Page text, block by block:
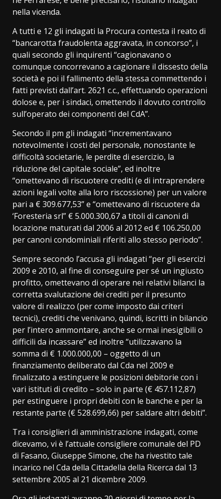
nella vicenda.
A tutti e 12 gli indagati la Procura contesta il reato di
“bancarotta fraudolenta aggravata, in concorso”, i
quali secondo gli inquirenti “cagionavano o
comunque concorrevano a cagionare il dissesto della
società e poi il fallimento della stessa commettendo i
fatti previsti dall’art. 2621 c.c., effettuando operazioni
dolose e, per i sindaci, omettendo il dovuto controllo
sull’operato dei componenti del CdA”.
Secondo il pm gli indagati “incrementavano
notevolmente i costi del personale, nonostante le
difficoltà societarie, le perdite di esercizio, la
riduzione del capitale sociale”, ed inoltre
“omettevano di riscuotere crediti (e di intraprendere
azioni legali volte alla loro riscossione) per un valore
pari a € 309.677,53” e “omettevano di riscuotere da
‘Foresteria srl” € 5.000.300,67 a titoli di canoni di
locazione maturati dal 2006 al 2012 ed € 106.250,00
per canoni condominiali riferiti allo stesso periodo”.
Sempre secondo l’accusa gli indagati “per gli esercizi
2009 e 2010, al fine di conseguire per sé un ingiusto
profitto, omettevano di operare nei relativi bilanci la
corretta svalutazione dei crediti per il presunto
valore di realizzo (per come imposto dai criteri
tecnici), crediti che venivano, quindi, iscritti in bilancio
per l’intero ammontare, anche se ormai inesigibili o
difficili da incassare” ed inoltre “utilizzavano la
somma di € 1.000.000,00 – oggetto di un
finanziamento deliberato dal Cda nel 2009 e
finalizzato a estinguere le posizioni debitorie con i
vari istituti di credito – solo in parte (€ 457.112,87)
per estinguere i propri debiti con le banche e per la
restante parte (€ 528.699,66) per saldare altri debiti”.
Tra i consiglieri di amministrazione indagati, come
dicevamo, vi è l’attuale consigliere comunale del PD
di Fasano, Giuseppe Simone, che ha rivestito tale
incarico nel Cda della Cittadella della Ricerca dal 13
settembre 2005 al 21 dicembre 2009.